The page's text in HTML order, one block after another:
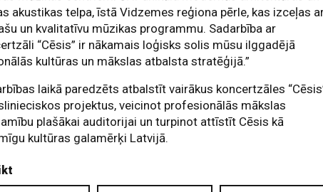
akustikas telpa, īstā Vidzemes reģiona pērle, kas izceļas
un kvalitatīvu mūzikas programmu. Sadarbība ar
“Cēsis” ir nākamais loģisks solis mūsu ilggadējā
kultūras un mākslas atbalsta stratēģijā.”
laikā paredzēts atbalstīt vairākus koncertzāles
projektus, veicinot profesionālās mākslas
plašākai auditorijai un turpinot attīstīt Cēsis kā
kultūras galamērķi Latvijā.